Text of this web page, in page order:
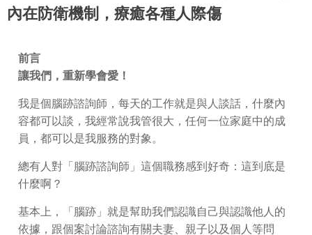
內在防衛機制，療癒各種人際傷
前言
讓我們，重新學會愛！
我是個腦跡諮詢師，每天的工作就是與人談話，什麼內
容都可以談，我經常說我管很大，任何一位家庭中的成
員，都可以是我服務的對象。
總有人對「腦跡諮詢師」這個職務感到好奇：這到底是
什麼啊？
基本上，「腦跡」就是幫助我們認識自己與認識他人的
依據，跟個案討論諮詢有關夫妻、親子以及個人等問